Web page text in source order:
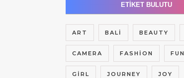
ETIKET BULUTU
ART BALI BEAUTY
CAMERA FASHION FUN
GIRL JOURNEY JOY